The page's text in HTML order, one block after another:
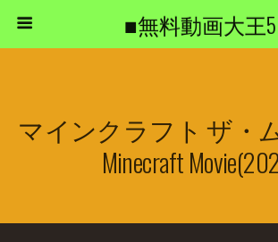
■無料動画大王5
マインクラフト ザ・
Minecraft